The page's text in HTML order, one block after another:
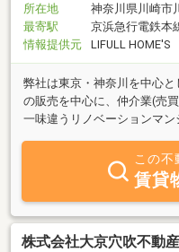
所在地
神奈川県川崎市
最寄駅
京浜急行電鉄本
情報提供元
LIFULL HOME'S
弊社は東京・神奈川を中心
の販売を中心に、仲介業(売
一味違うリノベーションマン
この不
賃貸
株式会社大京穴吹不動